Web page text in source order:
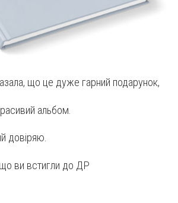
що це дуже гарний подарунок,
альбом.
довіряю.
ви встигли до ДР